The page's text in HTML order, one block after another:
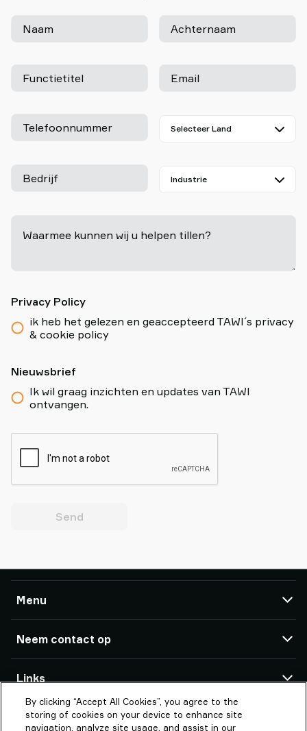
Naam Achternaam
Functietitel Email
Telefoonnummer
Bedrijf
Waarmee kunnen wij u helpen tillen?
Privacy Policy
ik heb het gelezen en geaccepteerd TAWI´s privacy
& cookie policy
Nieuwsbrief
Ik wil graag inzichten en updates van TAWI
ontvangen.
Send
Menu
Producten
Referenties
Over TAWI
Vaculex en TAWI
Neem contact op
TAWI-kantoren en partners
TAWI BV
Panovenweg 1
Links
Over Piab Group
TAWI – Part of Piab Group
By clicking “Accept All Cookies”, you agree to the
storing of cookies on your device to enhance site
navigation, analyze site usage, and assist in our